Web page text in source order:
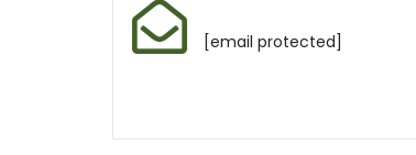
[email protected]